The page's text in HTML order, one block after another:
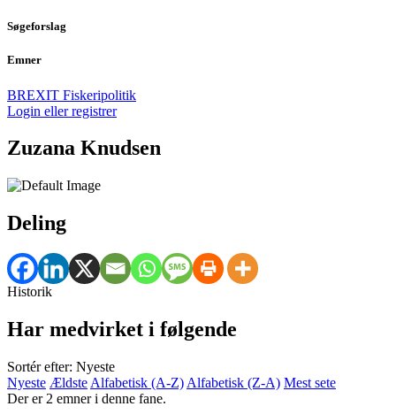
Søgeforslag
Emner
BREXIT Fiskeripolitik
Login eller registrer
Zuzana Knudsen
Deling
Historik
Har medvirket i følgende
Sortér efter: Nyeste
Nyeste Ældste Alfabetisk (A-Z) Alfabetisk (Z-A) Mest sete
Der er 2 emner i denne fane.